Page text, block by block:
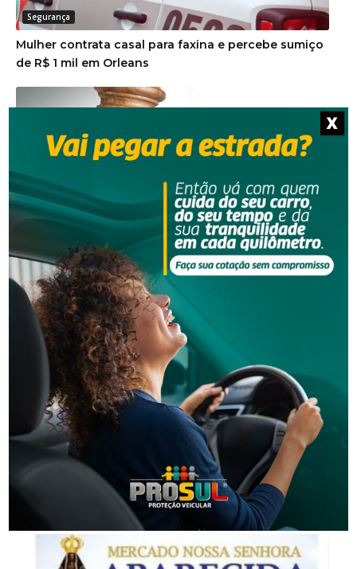
Segurança
Mulher contrata casal para faxina e percebe sumiço
de R$ 1 mil em Orleans
Justiça condena dupla por golpe da falsa
adolescente e manda devolver R$ 20 mil
Segurança
Homem é preso por descumprir medida protetiva
em Urussanga
X